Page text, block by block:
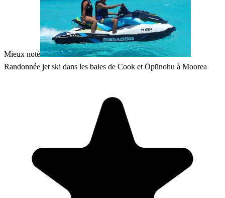
Mieux noté
Randonnée jet ski dans les baies de Cook et Ōpūnohu à Moorea